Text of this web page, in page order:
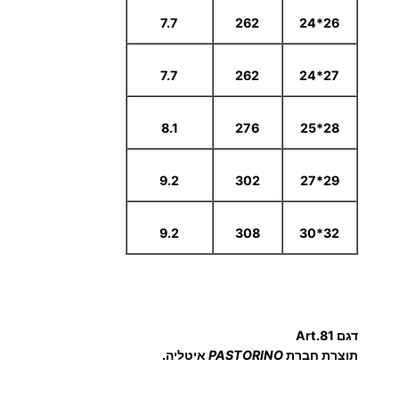
26*24
262
7.7
27*24
262
7.7
28*25
276
8.1
29*27
302
9.2
32*30
308
9.2
דגם Art.81
תוצרת חברתPASTORINO איטליה.